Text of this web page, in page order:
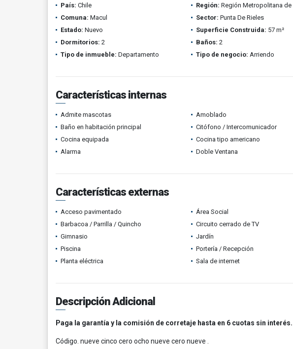
País: Chile Región: Región Metropolitana de
Comuna: Macul Sector: Punta De Rieles
Estado: Nuevo Superficie Construida: 57 m²
Dormitorios: 2 Baños: 2
Tipo de inmueble: Departamento Tipo de negocio: Arriendo
Características internas
Admite mascotas Amoblado
Baño en habitación principal
Citófono / Intercomunicador
Cocina equipada
Cocina tipo americano
Alarma
Doble Ventana
Características externas
Acceso pavimentado Área Social
Barbacoa / Parrilla / Quincho
Circuito cerrado de TV
Gimnasio
Jardín
Piscina
Portería / Recepción
Planta eléctrica
Sala de internet
Descripción Adicional
Paga la garantía y la comisión de corretaje hasta en 6 cuotas sin interés.
Código. nueve cinco cero ocho nueve cero nueve .